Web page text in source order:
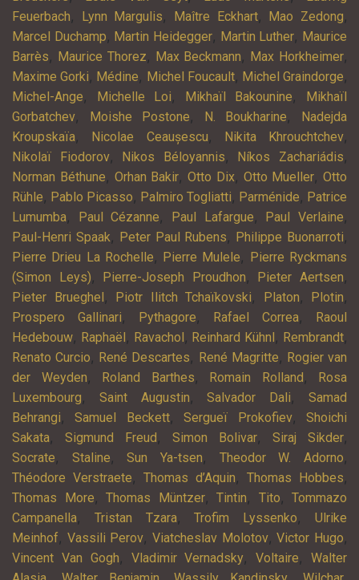
Feuerbach, Lynn Margulis, Maître Eckhart, Mao Zedong,
Marcel Duchamp, Martin Heidegger, Martin Luther, Maurice
Barrès, Maurice Thorez, Max Beckmann, Max Horkheimer,
Maxime Gorki, Médine, Michel Foucault, Michel Graindorge,
Michel-Ange, Michelle Loi, Mikhaïl Bakounine,
Mikhaïl
Gorbatchev, Moishe Postone, N. Boukharine,
Nadejda
Kroupskaïa, Nicolae Ceaușescu, Nikita Khrouchtchev,
Nikolaï Fiodorov, Nikos Béloyannis, Níkos Zachariádis,
Norman Béthune, Orhan Bakir, Otto Dix, Otto Mueller, Otto
Rühle, Pablo Picasso, Palmiro Togliatti, Parménide, Patrice
Lumumba, Paul Cézanne, Paul Lafargue, Paul Verlaine,
Paul-Henri Spaak, Peter Paul Rubens, Philippe Buonarroti,
Pierre Drieu La Rochelle, Pierre Mulele,
Pierre Ryckmans
(Simon Leys), Pierre-Joseph Proudhon, Pieter Aertsen,
Pieter Brueghel , Piotr Ilitch Tchaïkovski, Platon, Plotin,
Prospero Gallinari, Pythagore, Rafael Correa,
Raoul
Hedebouw, Raphaël , Ravachol , Reinhard Kühnl , Rembrandt,
Renato Curcio, René Descartes, René Magritte, Rogier van
der Weyden, Roland Barthes, Romain Rolland ,
Rosa
Luxembourg, Saint Augustin,Salvador Dali,Samad
Behrangi,Samuel Beckett,Sergueï Prokofiev,Shoichi
Sakata, Sigmund Freud , Simon Bolivar, Siraj Sikder,
Socrate, Staline,Sun Ya-tsen, Theodor W. Adorno,
Théodore Verstraete, Thomas d’Aquin, Thomas Hobbes,
Thomas More, Thomas Müntzer, Tintin, Tito, Tommazo
Campanella, Tristan Tzara,Trofim Lyssenko,Ulrike
Meinhof, Vassili Perov,Viatcheslav Molotov,Victor Hugo,
Vincent Van Gogh, Vladimir Vernadsky,Voltaire,Walter